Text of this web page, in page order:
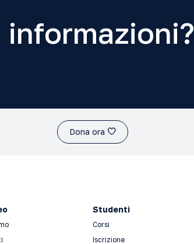
Dona ora
Studenti
Corsi
Iscrizione